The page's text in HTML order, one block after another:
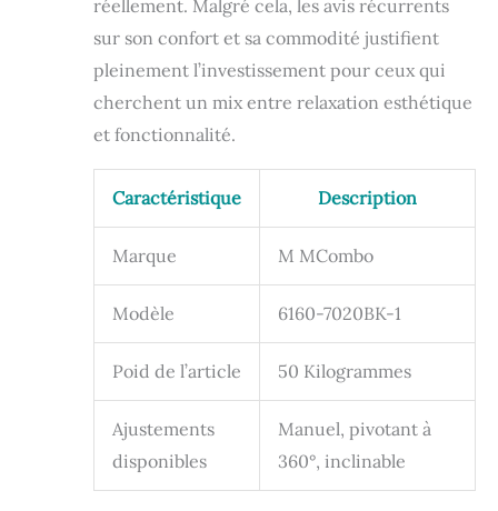
Porte-gobelets
multifonctionnels
dans les deux
accoudoirs - 4
poches latérales,
télécommande, les
lunettes de lecture
de main. Forme
ergonomique : Le
dossier confortable
incliner, tandis que
le siège épais et
rembourré offre un
soutien à votre
corps et encore
réellement. Malgré cela, les avis récurrents
sur son confort et sa commodité justifient
pleinement l’investissement pour ceux qui
cherchent un mix entre relaxation esthétique
et fonctionnalité.
Caractéristique Description
Marque M MCombo
Modèle 6160-7020BK-1
Poid de l’article 50 Kilogrammes
Ajustements
disponibles
Manuel, pivotant à
360°, inclinable